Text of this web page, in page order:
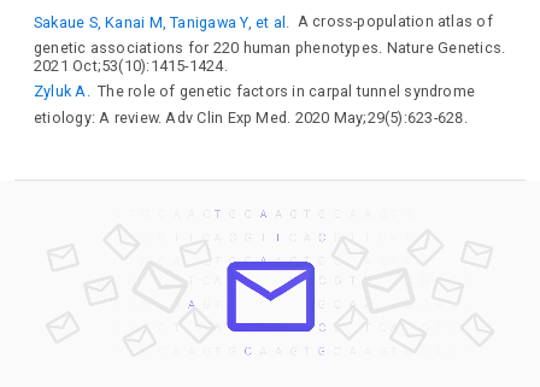
Sakaue S, Kanai M, Tanigawa Y, et al.
A cross-population atlas of
genetic associations for 220 human phenotypes. Nature Genetics.
2021 Oct;53(10):1415-1424.
Zyluk A. The role of genetic factors in carpal tunnel syndrome
etiology: A review. Adv Clin Exp Med. 2020 May;29(5):623-628.